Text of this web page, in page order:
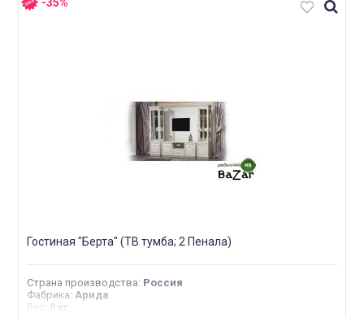
Гостиная "Берта" (ТВ тумба; 2 Пенала)
Страна производства: Россия
Фабрика: Арида
Вес : 0 кг